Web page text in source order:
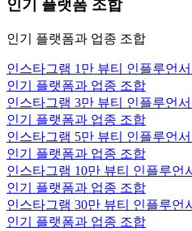
인기 플랫폼 조합
인기 플랫폼과 업종 조합
인스타그램 1만 뷰티 인플루언
인기 플랫폼과 업종 조합
인스타그램 3만 뷰티 인플루언
인기 플랫폼과 업종 조합
인스타그램 5만 뷰티 인플루언
인기 플랫폼과 업종 조합
인스타그램 10만 뷰티 인플루언
인기 플랫폼과 업종 조합
인스타그램 30만 뷰티 인플루언
인기 플랫폼과 업종 조합